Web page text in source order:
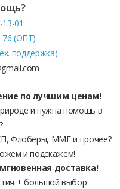
01
76 (ОПТ)
поддержка)
по лучшим ценам!
и нужна помощь в
Флоберы, ММГ и прочее?
и подскажем!
доставка!
+ большой выбор